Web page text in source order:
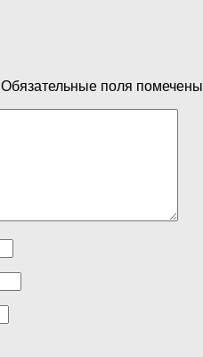
Обязательные поля помечены